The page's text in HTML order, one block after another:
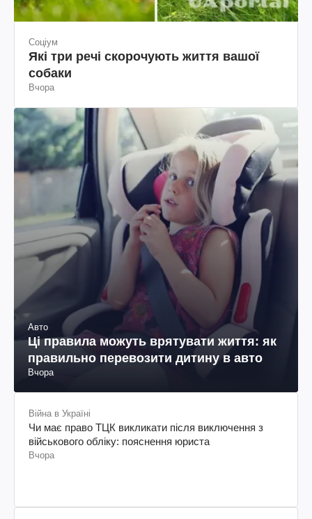
Соціум
Які три речі скорочують життя вашої
собаки
Вчора
Авто
Ці правила можуть врятувати життя: як
правильно перевозити дитину в авто
Вчора
Війна в Україні
Чи має право ТЦК викликати після виключення з
військового обліку: пояснення юриста
Вчора